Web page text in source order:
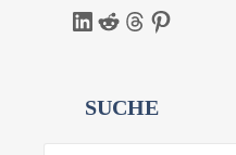
LinkedIn Reddit Threads Pinterest
SUCHE